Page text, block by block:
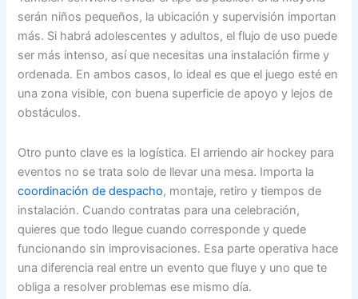
serán niños pequeños, la ubicación y supervisión importan
más. Si habrá adolescentes y adultos, el flujo de uso puede
ser más intenso, así que necesitas una instalación firme y
ordenada. En ambos casos, lo ideal es que el juego esté en
una zona visible, con buena superficie de apoyo y lejos de
obstáculos.
Otro punto clave es la logística. El arriendo air hockey para
eventos no se trata solo de llevar una mesa. Importa la
coordinación de despacho, montaje, retiro y tiempos de
instalación. Cuando contratas para una celebración,
quieres que todo llegue cuando corresponde y quede
funcionando sin improvisaciones. Esa parte operativa hace
una diferencia real entre un evento que fluye y uno que te
obliga a resolver problemas ese mismo día.